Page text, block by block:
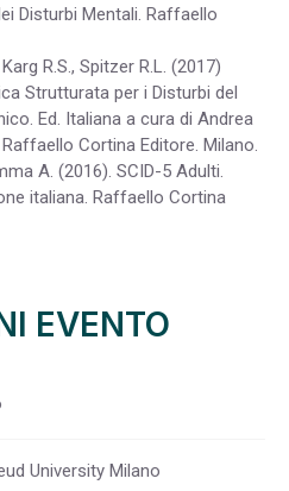
Disturbi Mentali. Raffaello
R.S., Spitzer R.L. (2017)
Strutturata per i Disturbi del
Ed. Italiana a cura di Andrea
Cortina Editore. Milano.
A. (2016). SCID-5 Adulti.
italiana. Raffaello Cortina
EVENTO
University Milano